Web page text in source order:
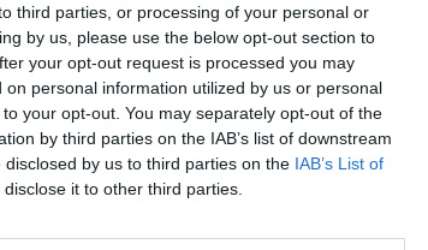
third parties, or processing of your personal or
by us, please use the below opt-out section to
your opt-out request is processed you may
personal information utilized by us or personal
your opt-out. You may separately opt-out of the
by third parties on the IAB’s list of downstream
by us to third parties on the IAB’s List of
it to other third parties.
Η τριλογία του “Άρχοντα των
στους κινηματογράφους